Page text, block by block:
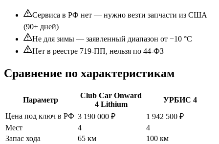
Сервиса в РФ нет — нужно везти запчасти из США
(90+ дней)
Не для зимы — заявленный диапазон от −10 °C
Нет в реестре 719-ПП, нельзя по 44-ФЗ
Сравнение по характеристикам
Параметр
Club Car Onward
4 Lithium
УРБИС 4
Цена под ключ в РФ 3 190 000 ₽
1 942 500 ₽
Мест
4
4
Запас хода
65 км
100 км